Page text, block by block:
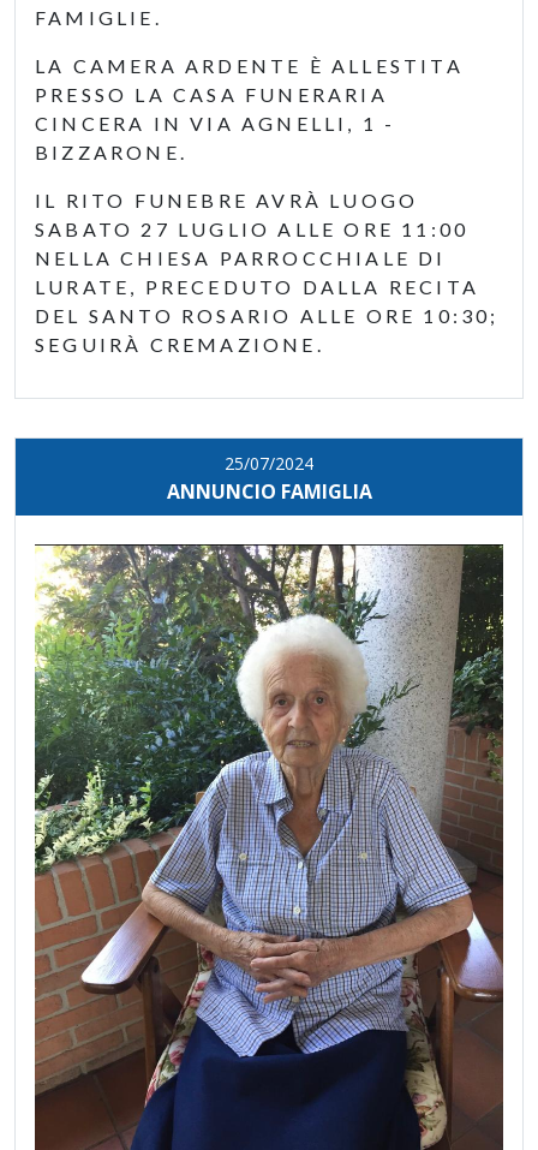
FAMIGLIE.
LA CAMERA ARDENTE È ALLESTITA
PRESSO LA CASA FUNERARIA
CINCERA IN VIA AGNELLI, 1 -
BIZZARONE.
IL RITO FUNEBRE AVRÀ LUOGO
SABATO 27 LUGLIO ALLE ORE 11:00
NELLA CHIESA PARROCCHIALE DI
LURATE, PRECEDUTO DALLA RECITA
DEL SANTO ROSARIO ALLE ORE 10:30;
SEGUIRÀ CREMAZIONE.
25/07/2024
ANNUNCIO FAMIGLIA